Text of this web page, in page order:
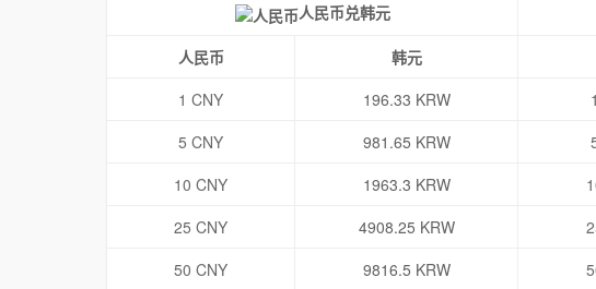
人民币兑韩元
人民币 韩元
1 CNY
196.33 KRW
5 CNY
981.65 KRW
10 CNY
1963.3 KRW
25 CNY
4908.25 KRW
50 CNY
9816.5 KRW